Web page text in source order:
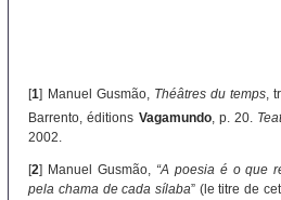
[1] Manuel Gusmão, Théâtres du temps,
Barrento, éditions Vagamundo, p. 20.
2002.
[2] Manuel Gusmão, “A poesia é o que
pela chama de cada sílaba” (le titre de